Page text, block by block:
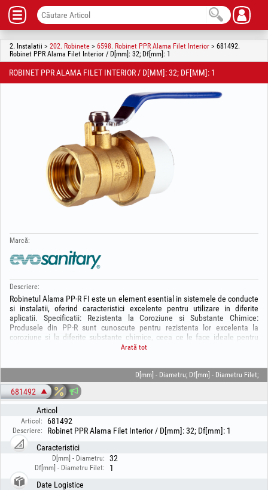
2. Instalatii > 202. Robinete > 6598. Robinet PPR Alama Filet Interior > 681492.
Robinet PPR Alama Filet Interior / D[mm]: 32; Df[mm]: 1
ROBINET PPR ALAMA FILET INTERIOR / D[MM]: 32; DF[MM]: 1
Marcă:
Descriere:
Robinetul Alama PP-R FI este un element esential in sistemele de conducte
si instalatii, oferind caracteristici excelente pentru utilizare in diferite
aplicatii. Specificatii: Rezistenta la Coroziune si Substante Chimice:
Produsele din PP-R sunt cunoscute pentru rezistenta lor excelenta la
coroziune si la diferite substante chimice, ceea ce le face ideale pentru
utilizare in medii chimic agresive. Instalatii Interioare Sub Presiune:
si fiabilitate pe termen lung. Neutralitate la Miros si Gust: Produsele din PP-
R sunt caracterizate de neutralitatea lor la miros si gust, asigurand ca apa
sau lichidele transportate prin acestea nu sunt afectate sau contaminate.
Materie Prima de Calitate: Sunt fabricate exclusiv cu granule virgine, fara
adaugarea de materiale reciclate sau tocata. Materiile prime sunt
asigurate de la liderul mondial in domeniu, garantand calitatea si
performanta produsului final.
Arată tot
D[mm] - Diametru; Df[mm] - Diametru Filet;
681492
Articol
Articol: 681492
Descriere:
Robinet PPR Alama Filet Interior / D[mm]: 32; Df[mm]: 1
Caracteristici
D[mm] - Diametru: 32
Df[mm] - Diametru Filet:
1
Date Logistice